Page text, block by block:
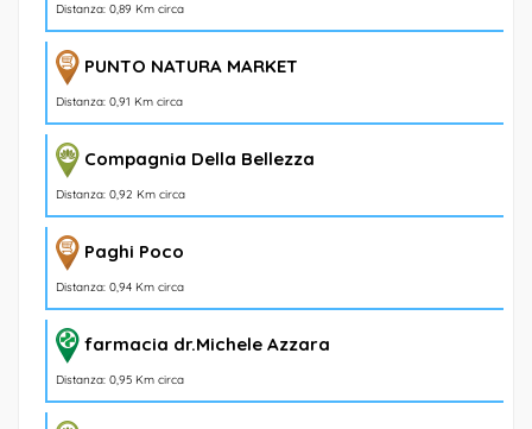
Distanza: 0,89 Km circa
PUNTO NATURA MARKET
Distanza: 0,91 Km circa
Compagnia Della Bellezza
Distanza: 0,92 Km circa
Paghi Poco
Distanza: 0,94 Km circa
farmacia dr.Michele Azzara
Distanza: 0,95 Km circa